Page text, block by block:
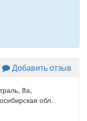
Добавить отзыв
8а,
обл.